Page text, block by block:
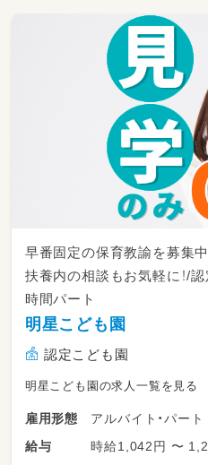
早番固定の保育教諭を募
扶養内の相談もお気軽に！/
時間パート
明星こども園
認定こども園
明星こども園の求人一覧を見る
雇用形態
アルバイト・パート
給与
時給1,042円 〜